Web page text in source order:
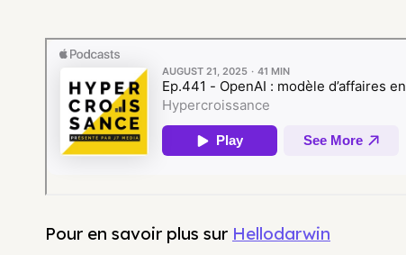
Pour en savoir plus sur Hellodarwin